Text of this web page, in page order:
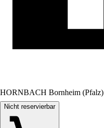
HORNBACH Bornheim (Pfalz)
Nicht reservierbar